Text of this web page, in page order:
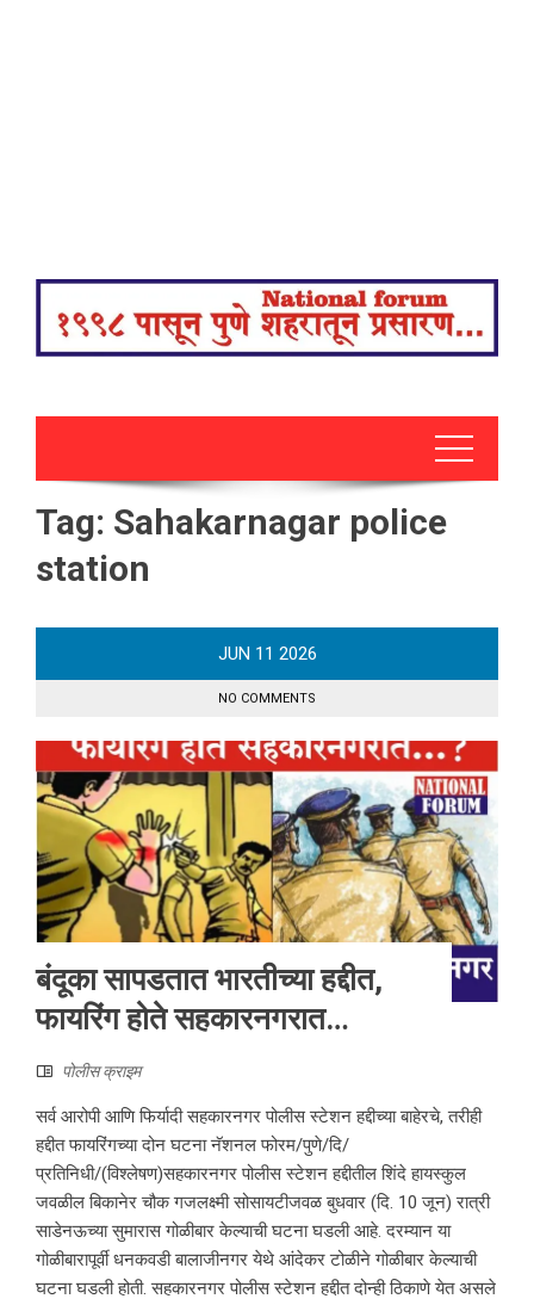
Tag: Sahakarnagar police
station
JUN 11 2026
NO COMMENTS
बंदूका सापडतात भारतीच्या हद्दीत,
फायरिंग होते सहकारनगरात…
पोलीस क्राइम
सर्व आरोपी आणि फिर्यादी सहकारनगर पोलीस स्टेशन हद्दीच्या बाहेरचे, तरीही
हद्दीत फायरिंगच्या दोन घटना नॅशनल फोरम/पुणे/दि/
प्रतिनिधी/(विश्लेषण)सहकारनगर पोलीस स्टेशन हद्दीतील शिंदे हायस्कुल
जवळील बिकानेर चौक गजलक्ष्मी सोसायटीजवळ बुधवार (दि. 10 जून) रात्री
साडेनऊच्या सुमारास गोळीबार केल्याची घटना घडली आहे. दरम्यान या
गोळीबारापूर्वी धनकवडी बालाजीनगर येथे आंदेकर टोळीने गोळीबार केल्याची
घटना घडली होती. सहकारनगर पोलीस स्टेशन हद्दीत दोन्ही ठिकाणे येत असले